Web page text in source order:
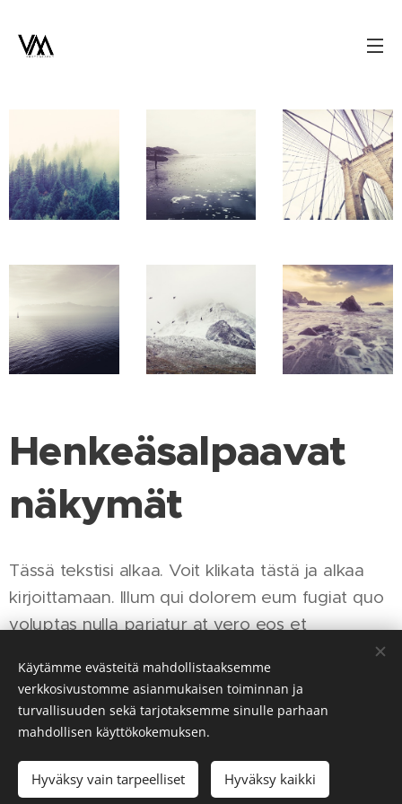
Henkeäsalpaavat
näkymät
Tässä tekstisi alkaa. Voit klikata tästä ja alkaa
kirjoittamaan. Illum qui dolorem eum fugiat quo
voluptas nulla pariatur at vero eos et
Copyright © 2024 Ville Muranen
Y-2582502-5
Evästeet
Käytämme evästeitä mahdollistaaksemme
verkkosivustomme asianmukaisen toiminnan ja
turvallisuuden sekä tarjotaksemme sinulle parhaan
mahdollisen käyttökokemuksen.
Hyväksy vain tarpeelliset Hyväksy kaikki